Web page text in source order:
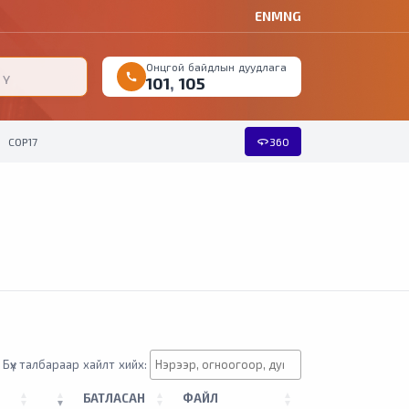
ENMNG
call
Онцгой байдлын дуудлага
101,105
COP17 360360
Бүх талбараар хайлт хийх:
БАТЛАСАН ФАЙЛ